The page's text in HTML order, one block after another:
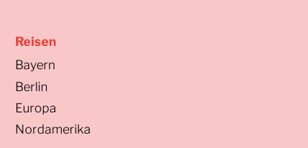
Reisen
Bayern
Berlin
Europa
Nordamerika